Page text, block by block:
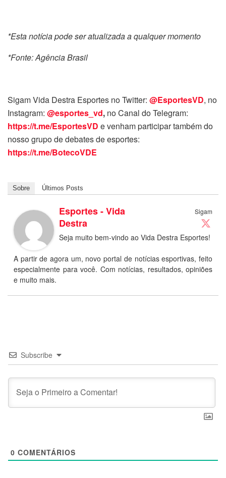
*Esta notícia pode ser atualizada a qualquer momento
*Fonte: Agência Brasil
Sigam Vida Destra Esportes no Twitter: @EsportesVD, no
Instagram: @esportes_vd, no Canal do Telegram:
https://t.me/EsportesVD e venham participar também do
nosso grupo de debates de esportes:
https://t.me/BotecoVDE
Sobre Últimos Posts
Sigam
Esportes - Vida
Destra
Seja muito bem-vindo ao Vida Destra Esportes!
A partir de agora um, novo portal de notícias esportivas, feito
especialmente para você. Com notícias, resultados, opiniões
e muito mais.
Subscribe
0 COMENTÁRIOS